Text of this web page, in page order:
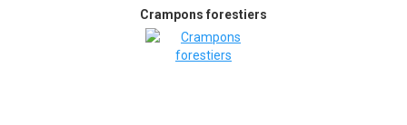
Crampons forestiers